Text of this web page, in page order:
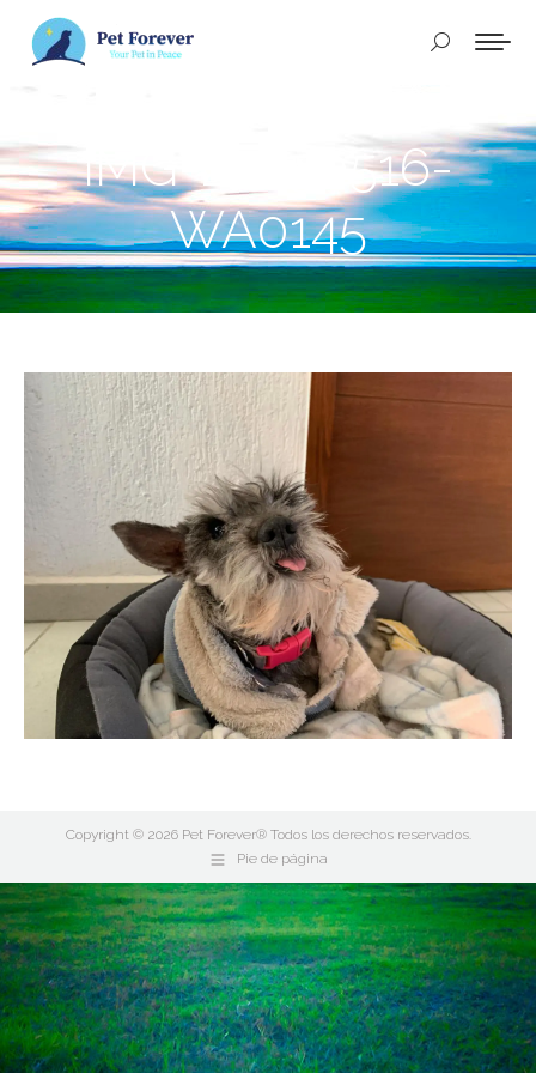
Buscar:
IMG-20250516-
WA0145
Copyright © 2026 Pet Forever® Todos los derechos reservados.
Pie de página